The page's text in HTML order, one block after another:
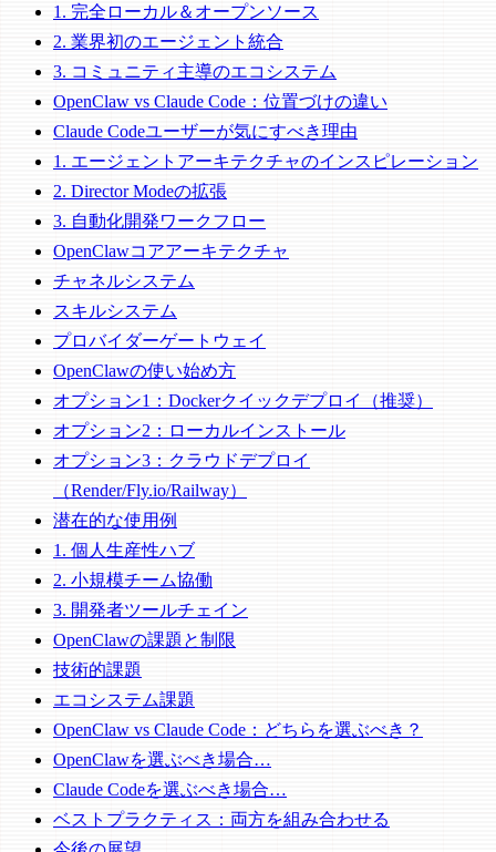
1. 完全ローカル＆オープンソース
2. 業界初のエージェント統合
3. コミュニティ主導のエコシステム
OpenClaw vs Claude Code：位置づけの違い
Claude Codeユーザーが気にすべき理由
1. エージェントアーキテクチャのインスピレーション
2. Director Modeの拡張
3. 自動化開発ワークフロー
OpenClawコアアーキテクチャ
チャネルシステム
スキルシステム
プロバイダーゲートウェイ
OpenClawの使い始め方
オプション1：Dockerクイックデプロイ（推奨）
オプション2：ローカルインストール
オプション3：クラウドデプロイ
（Render/Fly.io/Railway）
潜在的な使用例
1. 個人生産性ハブ
2. 小規模チーム協働
3. 開発者ツールチェイン
OpenClawの課題と制限
技術的課題
エコシステム課題
OpenClaw vs Claude Code：どちらを選ぶべき？
OpenClawを選ぶべき場合…
Claude Codeを選ぶべき場合…
ベストプラクティス：両方を組み合わせる